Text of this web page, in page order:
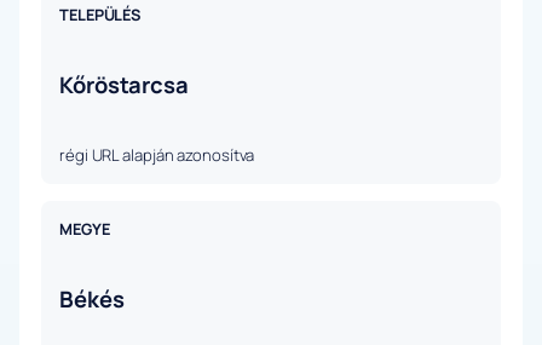
TELEPÜLÉS
Kőröstarcsa
régi URL alapján azonosítva
MEGYE
Békés